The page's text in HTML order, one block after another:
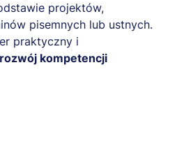
projektów,
pisemnych lub ustnych.
praktyczny i
rozwój kompetencji